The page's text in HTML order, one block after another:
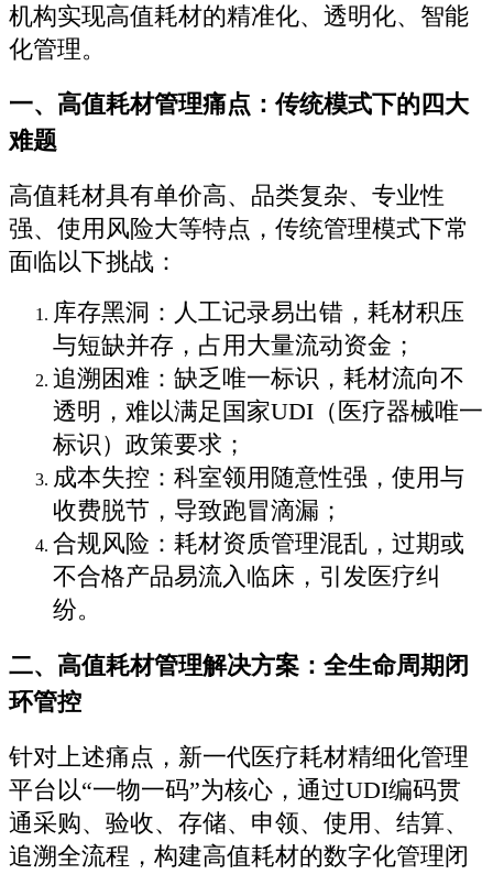
机构实现高值耗材的精准化、透明化、智能
化管理。
一、高值耗材管理痛点：传统模式下的四大
难题
高值耗材具有单价高、品类复杂、专业性
强、使用风险大等特点，传统管理模式下常
面临以下挑战：
库存黑洞：人工记录易出错，耗材积压
与短缺并存，占用大量流动资金；
追溯困难：缺乏唯一标识，耗材流向不
透明，难以满足国家UDI（医疗器械唯一
标识）政策要求；
成本失控：科室领用随意性强，使用与
收费脱节，导致跑冒滴漏；
合规风险：耗材资质管理混乱，过期或
不合格产品易流入临床，引发医疗纠
纷。
二、高值耗材管理解决方案：全生命周期闭
环管控
针对上述痛点，新一代医疗耗材精细化管理
平台以“一物一码”为核心，通过UDI编码贯
通采购、验收、存储、申领、使用、结算、
追溯全流程，构建高值耗材的数字化管理闭